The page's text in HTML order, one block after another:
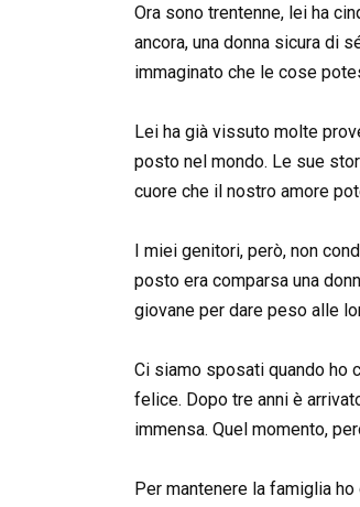
Ora sono trentenne, lei ha
ancora, una donna sicura di
immaginato che le cose
Lei ha già vissuto molte
posto nel mondo. Le sue
cuore che il nostro amore
I miei genitori, però, non
posto era comparsa una
giovane per dare peso alle
Ci siamo sposati quando ho
felice. Dopo tre anni è
immensa. Quel momento,
Per mantenere la famiglia